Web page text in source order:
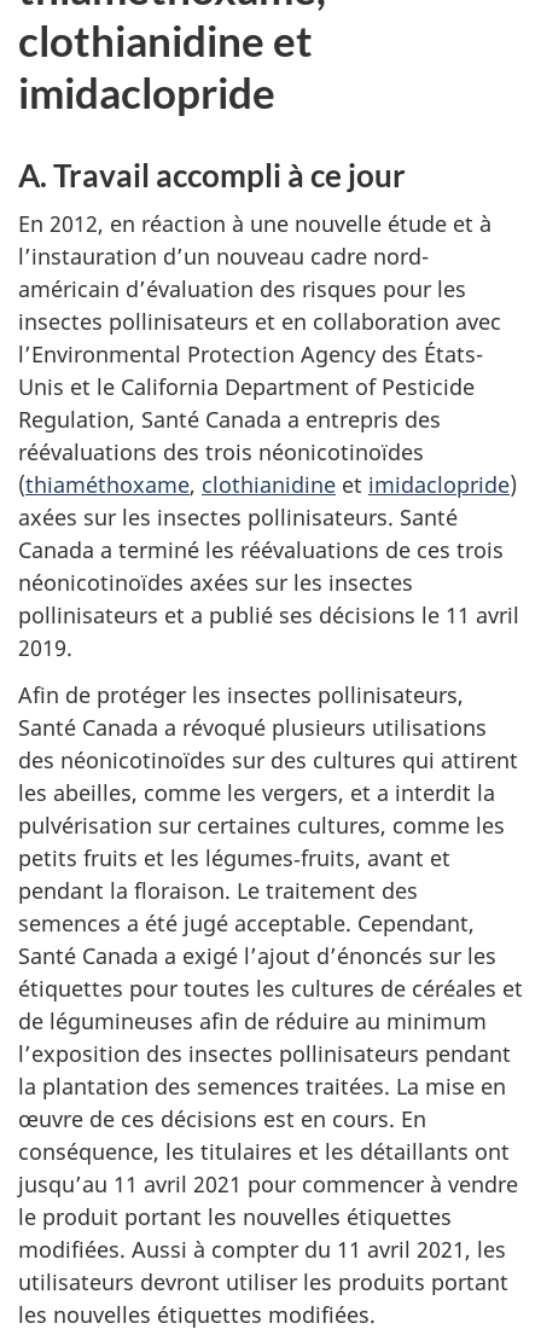
clothianidine et
imidaclopride
A. Travail accompli à ce jour
En 2012, en réaction à une nouvelle étude et à
l’instauration d’un nouveau cadre nord-
américain d’évaluation des risques pour les
insectes pollinisateurs et en collaboration avec
l’Environmental Protection Agency des États-
Unis et le California Department of Pesticide
Regulation, Santé Canada a entrepris des
réévaluations des trois néonicotinoïdes
(thiaméthoxame, clothianidine et imidaclopride)
axées sur les insectes pollinisateurs. Santé
Canada a terminé les réévaluations de ces trois
néonicotinoïdes axées sur les insectes
pollinisateurs et a publié ses décisions le 11 avril
2019.
Afin de protéger les insectes pollinisateurs,
Santé Canada a révoqué plusieurs utilisations
des néonicotinoïdes sur des cultures qui attirent
les abeilles, comme les vergers, et a interdit la
pulvérisation sur certaines cultures, comme les
petits fruits et les légumes‑fruits, avant et
pendant la floraison. Le traitement des
semences a été jugé acceptable. Cependant,
Santé Canada a exigé l’ajout d’énoncés sur les
étiquettes pour toutes les cultures de céréales et
de légumineuses afin de réduire au minimum
l’exposition des insectes pollinisateurs pendant
la plantation des semences traitées. La mise en
œuvre de ces décisions est en cours. En
conséquence, les titulaires et les détaillants ont
jusqu’au 11 avril 2021 pour commencer à vendre
le produit portant les nouvelles étiquettes
modifiées. Aussi à compter du 11 avril 2021, les
utilisateurs devront utiliser les produits portant
les nouvelles étiquettes modifiées.